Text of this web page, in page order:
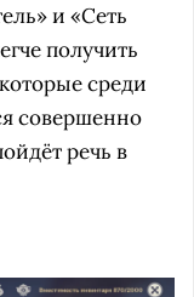
и «Сеть
получить
среди
совершенно
речь в